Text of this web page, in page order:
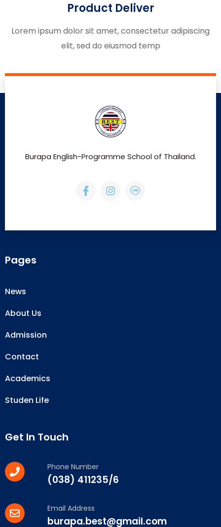
Product Deliver
Lorem ipsum dolor sit amet, consectetur adipiscing
elit, sed do eiusmod temp
Burapa English-Programme School of Thailand.
Pages
News
About Us
Admission
Contact
Academics
Studen Life
Get In Touch
Phone Number
(038) 411235/6
Email Address
burapa.best@gmail.com